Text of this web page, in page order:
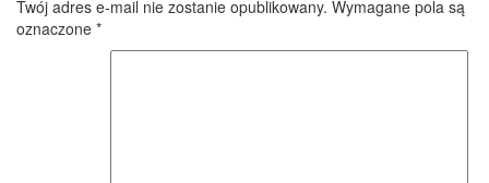
Twój adres e-mail nie zostanie opublikowany. Wymagane pola są
oznaczone *